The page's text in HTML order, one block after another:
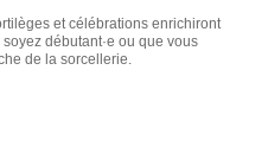
et célébrations enrichiront
débutant·e ou que vous
de la sorcellerie.